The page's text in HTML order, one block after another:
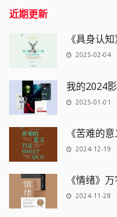
近期更新
《具身认
2025-02-04
我的2024
2025-01-01
《苦难的
2024-12-19
《情绪》
2024-11-28